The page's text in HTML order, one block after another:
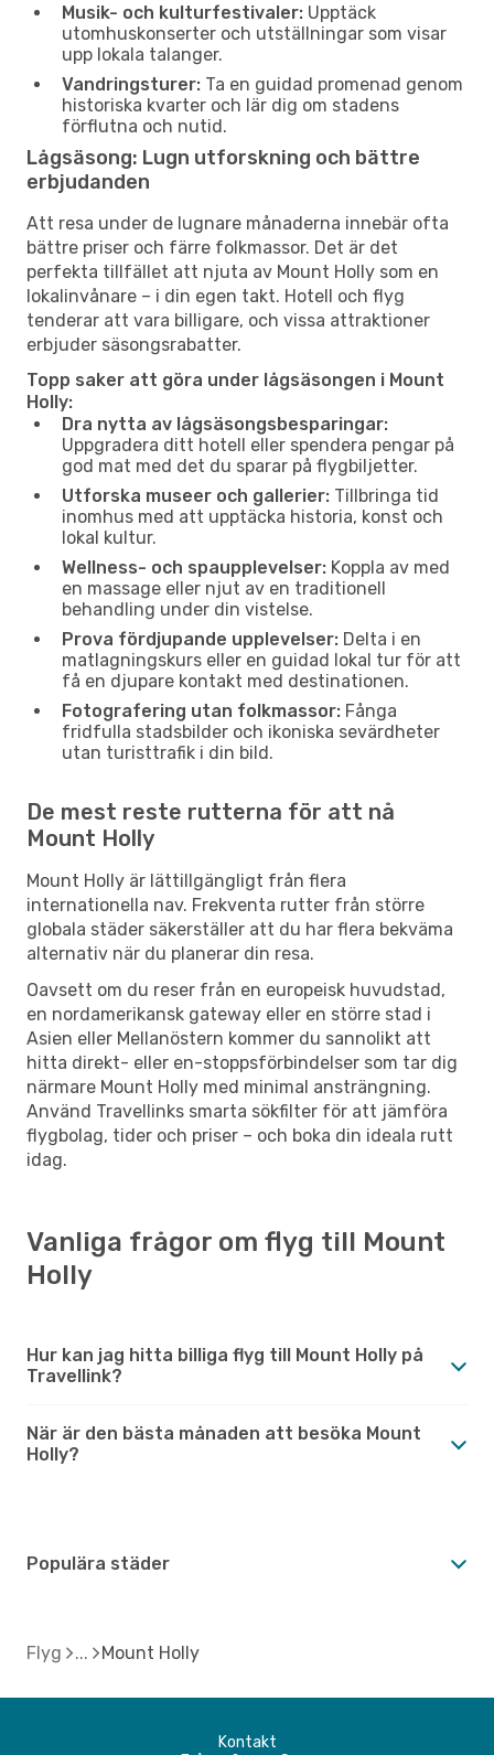
Musik- och kulturfestivaler: Upptäck
utomhuskonserter och utställningar som visar
upp lokala talanger.
Vandringsturer: Ta en guidad promenad genom
historiska kvarter och lär dig om stadens
förflutna och nutid.
Lågsäsong: Lugn utforskning och bättre
erbjudanden
Att resa under de lugnare månaderna innebär ofta
bättre priser och färre folkmassor. Det är det
perfekta tillfället att njuta av Mount Holly som en
lokalinvånare – i din egen takt. Hotell och flyg
tenderar att vara billigare, och vissa attraktioner
erbjuder säsongsrabatter.
Topp saker att göra under lågsäsongen i Mount
Holly:
Dra nytta av lågsäsongsbesparingar:
Uppgradera ditt hotell eller spendera pengar på
god mat med det du sparar på flygbiljetter.
Utforska museer och gallerier: Tillbringa tid
inomhus med att upptäcka historia, konst och
lokal kultur.
Wellness- och spaupplevelser: Koppla av med
en massage eller njut av en traditionell
behandling under din vistelse.
Prova fördjupande upplevelser: Delta i en
matlagningskurs eller en guidad lokal tur för att
få en djupare kontakt med destinationen.
Fotografering utan folkmassor: Fånga
fridfulla stadsbilder och ikoniska sevärdheter
utan turisttrafik i din bild.
De mest reste rutterna för att nå
Mount Holly
Mount Holly är lättillgängligt från flera
internationella nav. Frekventa rutter från större
globala städer säkerställer att du har flera bekväma
alternativ när du planerar din resa.
Oavsett om du reser från en europeisk huvudstad,
en nordamerikansk gateway eller en större stad i
Asien eller Mellanöstern kommer du sannolikt att
hitta direkt- eller en-stoppsförbindelser som tar dig
närmare Mount Holly med minimal ansträngning.
Använd Travellinks smarta sökfilter för att jämföra
flygbolag, tider och priser – och boka din ideala rutt
idag.
Vanliga frågor om flyg till Mount
Holly
Hur kan jag hitta billiga flyg till Mount Holly på
Travellink?
När är den bästa månaden att besöka Mount
Holly?
Populära städer
Flyg Mount Holly
Kontakt